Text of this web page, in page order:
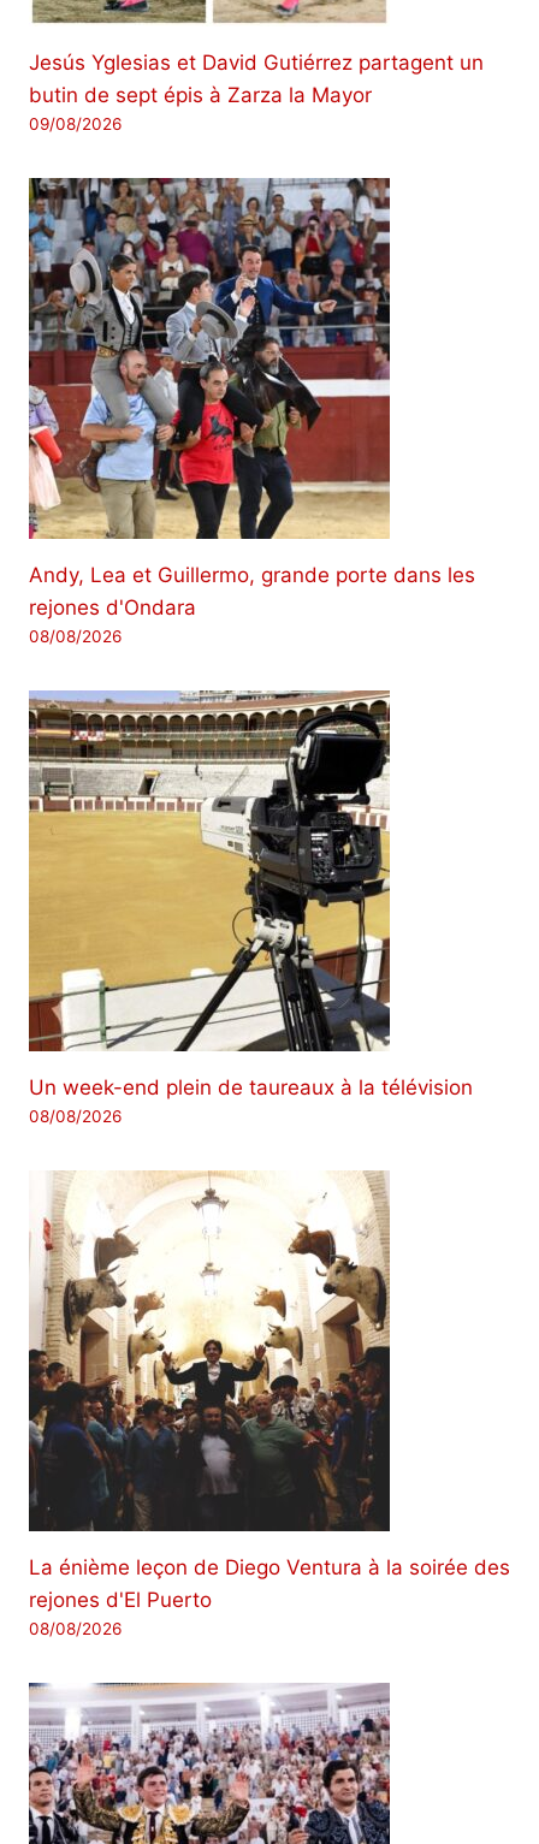
Jesús Yglesias et David Gutiérrez partagent un
butin de sept épis à Zarza la Mayor
09/08/2026
Andy, Lea et Guillermo, grande porte dans les
rejones d'Ondara
08/08/2026
Un week-end plein de taureaux à la télévision
08/08/2026
La énième leçon de Diego Ventura à la soirée des
rejones d'El Puerto
08/08/2026